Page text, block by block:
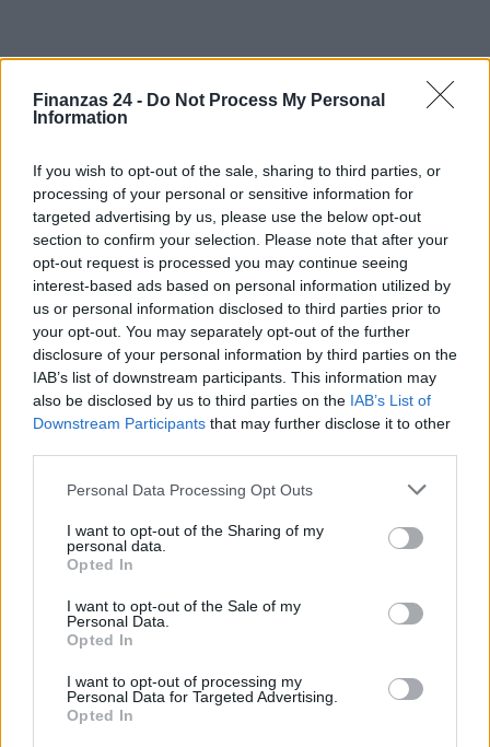
Finanzas 24 - Do Not Process My Personal
Information
If you wish to opt-out of the sale, sharing to third parties, or
processing of your personal or sensitive information for
targeted advertising by us, please use the below opt-out
section to confirm your selection. Please note that after your
opt-out request is processed you may continue seeing
interest-based ads based on personal information utilized by
us or personal information disclosed to third parties prior to
your opt-out. You may separately opt-out of the further
disclosure of your personal information by third parties on the
IAB’s list of downstream participants. This information may
also be disclosed by us to third parties on the IAB’s List of
Downstream Participants that may further disclose it to other
Please note that this website/app uses one or more Google
not limited to your visit or usage behaviour. You may click to
grant or deny consent to Google and its third-party tags to
use your data for below specified purposes in below Google
consent section.
Personal Data Processing Opt Outs
I want to opt-out of the Sharing of my
personal data.
Opted In
I want to opt-out of the Sale of my
Personal Data.
Opted In
I want to opt-out of processing my
Personal Data for Targeted Advertising.
Opted In
FINANZAS
Intervención conjunta de Japón y EE.UU. para frenar la caída
Marta Ruiz · 7 Ago 2026
FINANZAS